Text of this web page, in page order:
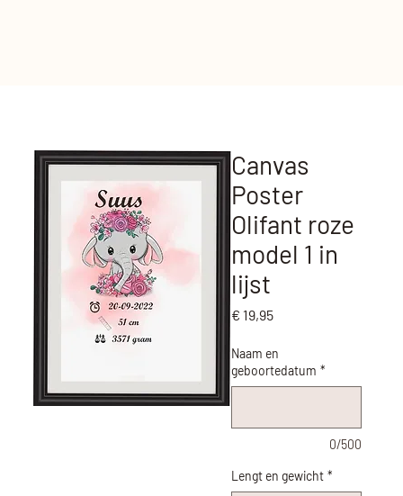
Canvas
Poster
Olifant roze
model 1 in
lijst
€ 19,95Prijs
Naam en
geboortedatum *
0/500
Lengt en gewicht *